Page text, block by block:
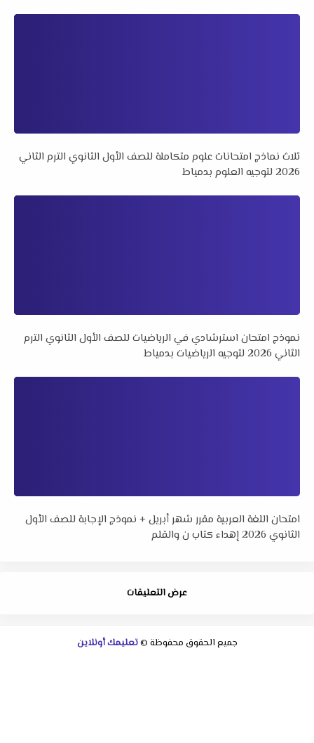
ثلاث نماذج امتحانات علوم متكاملة للصف الأول الثانوي الترم الثاني
2026 لتوجيه العلوم بدمياط
نموذج امتحان استرشادي في الرياضيات للصف الأول الثانوي الترم
الثاني 2026 لتوجيه الرياضيات بدمياط
امتحان اللغة العربية مقرر شهر أبريل + نموذج الإجابة للصف الأول
الثانوي 2026 إهداء كتاب ن والقلم
عرض التعليقات
جميع الحقوق محفوظة ©تعليمك أونلاين